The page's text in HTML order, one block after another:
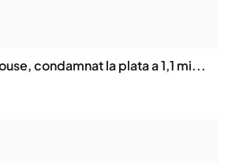
condamnat la plata a 1,1 mi...